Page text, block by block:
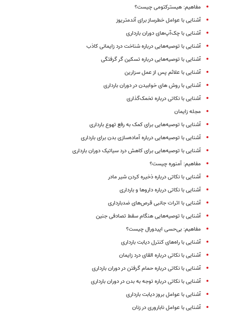
مفاهیم: هیسترکتومی چیست؟
آشنایی با عوامل خطرساز برای آندمتریوز
آشنایی با چک‌‌آپ‌های دوران بارداری
آشنایی با توصیه‌هایی درباره شناخت درد زایمانی کاذب
آشنایی با توصیه‌هایی درباره تسکین گر گرفتگی
آشنایی با علائم پس از عمل سزارین
آشنایی با روش های خوابیدن در دوران بارداری
آشنایی با نکاتی درباره تخمک‌گذاری
مجله زایمان
آشنایی با توصیه‌هایی برای کمک به رفع تهوع بارداری
آشنایی با توصیه‌هایی درباره آماده‌سازی بدن برای بارداری
آشنایی با توصیه‌هایی برای کاهش درد سیاتیک دوران بارداری
مفاهیم: آمنوره چیست؟
آشنایی با نکاتی درباره ذخیره کردن شیر مادر
آشنایی با نکاتی درباره داروها و بارداری
آشنایی با اثرات جانبی قرص‌های ضدبارداری
آشنایی با توصیه‌هایی هنگام سقط تصادفی جنین
مفاهیم: بی‌حسی اپیدورال چیست؟
آشنایی با راه‌های کنترل دیابت بارداری
آشنایی با نکاتی درباره القای درد زایمان
آشنایی با نکاتی درباره حمام گرفتن در دوران بارداری
آشنایی با نکاتی درباره توجه به بدن در دوران بارداری
آشنایی با عوامل بروز دیابت بارداری
آشنایی با عوامل ناباروری در زنان